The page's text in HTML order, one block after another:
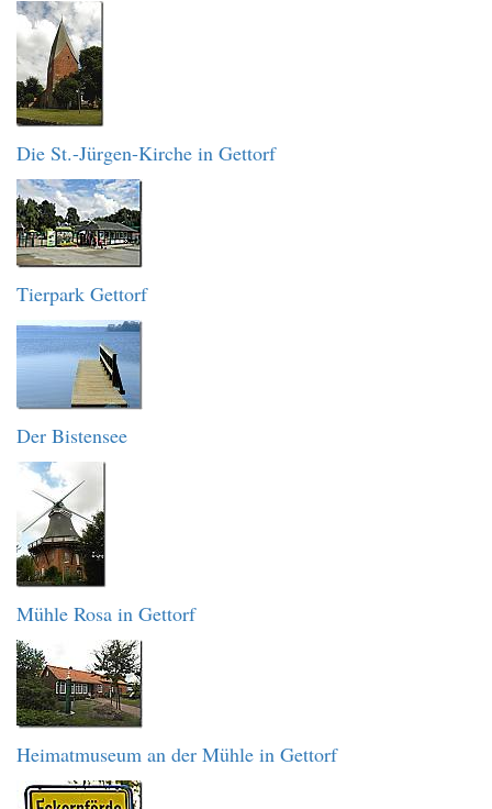
Die St.-Jürgen-Kirche in Gettorf
Tierpark Gettorf
Der Bistensee
Mühle Rosa in Gettorf
Heimatmuseum an der Mühle in Gettorf